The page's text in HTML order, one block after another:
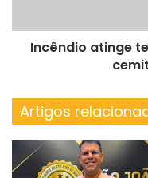
Nazaré
Incêndio atinge
Artigos